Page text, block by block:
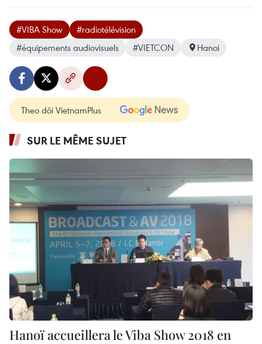
#VIBA Show
#radiotélévision
#équipements audiovisuels
#VIETCON Hanoi
Theo dõi VietnamPlus
SUR LE MÊME SUJET
Hanoï accueillera le Viba Show 2018 en